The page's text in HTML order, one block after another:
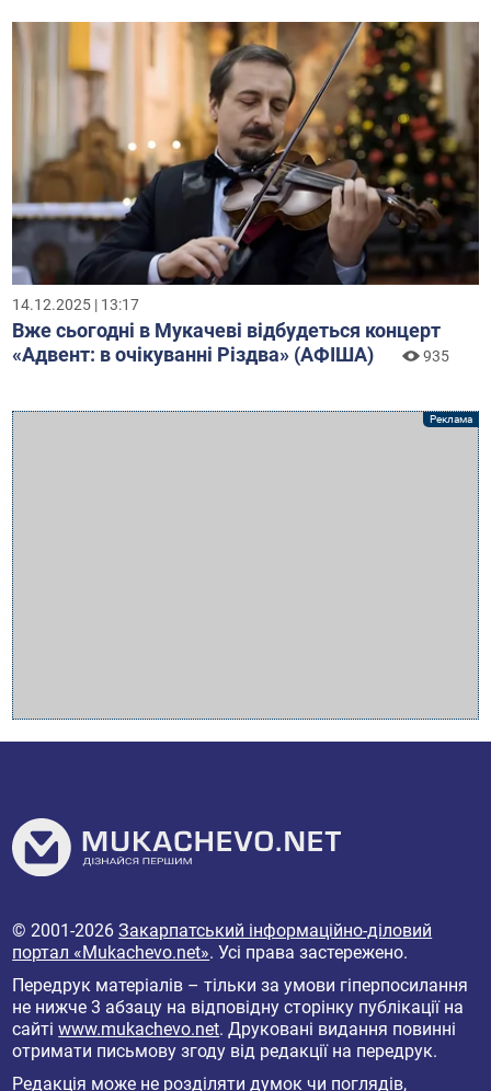
14.12.2025 | 13:17
Вже сьогодні в Мукачеві відбудеться концерт
«Адвент: в очікуванні Різдва» (АФІША)
935
© 2001-2026Закарпатський інформаційно-діловий
портал «Mukachevo.net». Усі права застережено.
Передрук матеріалів – тільки за умови гіперпосилання
не нижче 3 абзацу на відповідну сторінку публікації на
сайтіwww.mukachevo.net. Друковані видання повинні
отримати письмову згоду від редакції на передрук.
Редакція може не розділяти думок чи поглядів,